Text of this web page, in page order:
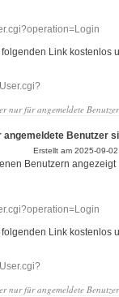
Link kostenlos
nur für angemeldete
angemeldete Benutzer
Erstellt am 2025-09-
Benutzern angezeigt
Link kostenlos
nur für angemeldete